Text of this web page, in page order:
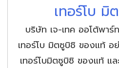
เทอร์โบ มิ
บริษัท เจ-เทค ออโต้พา
เทอร์โบ มิตซูบิชิ ของแท้ อย่
เทอร์โบมิตซูบิชิ ของแท้ แ